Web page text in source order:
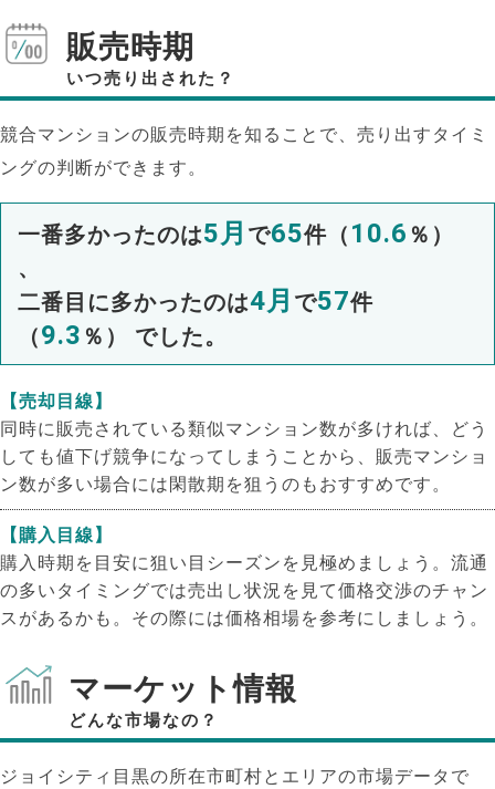
販売時期
いつ売り出された？
競合マンションの販売時期を知ることで、売り出すタイミ
ングの判断ができます。
一番多かったのは5月 で65件（ 10.6 ％）
、
二番目に多かったのは4月 で57件
（9.3 ％） でした。
【売却目線】
同時に販売されている類似マンション数が多ければ、どう
しても値下げ競争になってしまうことから、販売マンショ
ン数が多い場合には閑散期を狙うのもおすすめです。
【購入目線】
購入時期を目安に狙い目シーズンを見極めましょう。流通
の多いタイミングでは売出し状況を見て価格交渉のチャン
スがあるかも。その際には価格相場を参考にしましょう。
マーケット情報
どんな市場なの？
ジョイシティ目黒の所在市町村とエリアの市場データで